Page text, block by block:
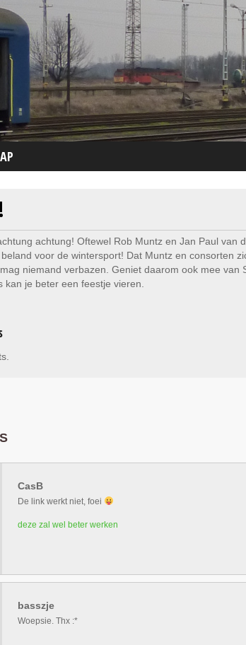
achtung! Oftewel Rob Muntz en Jan Paul van
voor de wintersport! Dat Muntz en consorten
niemand verbazen. Geniet daarom ook mee van
kan je beter een feestje vieren.
CasB
De link werkt niet, foei
deze zal wel beter werken
basszje
Woepsie. Thx :*